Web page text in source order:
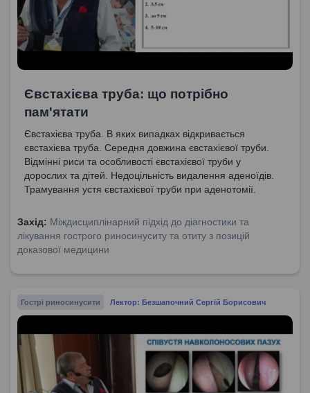
Євстахієва труба: що потрібно
пам'ятати
Євстахієва труба. В яких випадках відкривається
євстахієва труба. Середня довжина євстахієвої труби.
Відмінні риси та особливості євстахієвої труби у
дорослих та дітей. Недоцільність видалення аденоїдів.
Трамування устя євстахієвої труби при аденотомії.
Захід: Міждисциплінарний підхід до діагностики та
лікування гострого риносинуситу та отиту з позицій
доказової медицини
Гострі риносинусити Лектор: Безшапочний Сергій Борисович